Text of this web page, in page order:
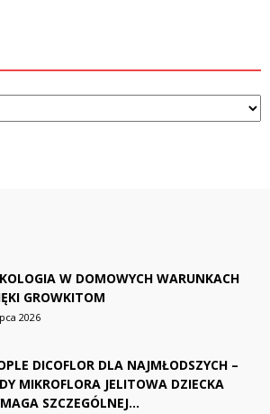
W DOMOWYCH WARUNKACH
GROWKITOM
2026
DICOFLOR DLA NAJMŁODSZYCH –
MIKROFLORA JELITOWA DZIECKA
SZCZEGÓLNEJ...